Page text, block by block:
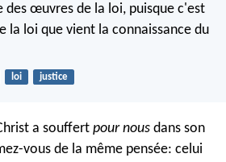
des œuvres de la loi, puisque c'est
la loi que vient la connaissance du
loi justice
a souffert pour nous dans son
vous de la même pensée: celui